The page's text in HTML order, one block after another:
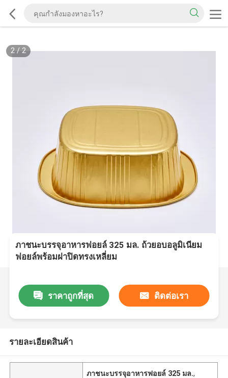
2/ 2
ภาชนะบรรจุอาหารฟอยล์ 325 มล. ถ้วยอบอลูมิเนียม
ฟอยล์พร้อมฝาปิดทรงเหลี่ยม
ราคาถูกที่สุด ติดต่อเรา
รายละเอียดสินค้า
ภาชนะบรรจุอาหารฟอยล์ 325 มล.,